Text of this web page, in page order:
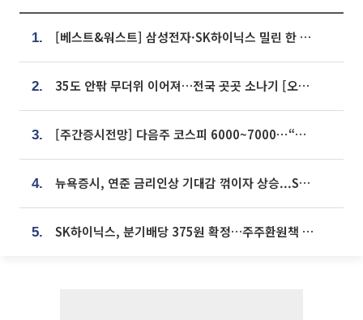
1. [베스트&워스트] 삼성전자·SK하이닉스 밀린 한 주…상상인증권은 85% 급등
2. 35도 안팎 무더위 이어져…전국 곳곳 소나기 [오늘 날씨]
3. [주간증시전망] 다음주 코스피 6000~7000⋯“外人 수급은 정책이 변수”
4. 뉴욕증시, 연준 금리인상 기대감 꺾이자 상승...S&P500 사상 최고치 [종합]
5. SK하이닉스, 분기배당 375원 확정…주주환원책 9월로 앞당겨 발표